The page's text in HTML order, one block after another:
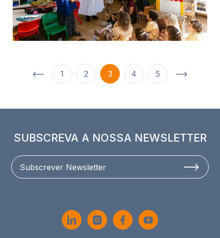
1 2 3 4 5
SUBSCREVA A NOSSA NEWSLETTER
Subscrever Newsletter